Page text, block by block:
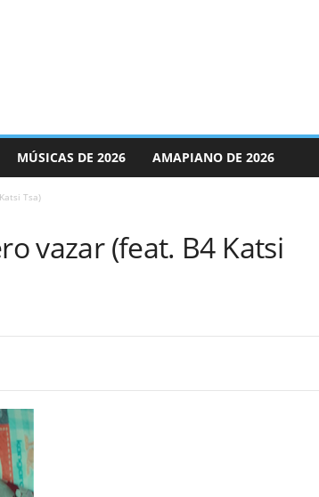
MÚSICAS DE 2026 AMAPIANO DE 2026
Tsa)
vazar (feat. B4 Katsi